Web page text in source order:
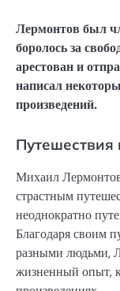
Лермонтов был
боролось за
арестован и
написал
произведений.
Путешествия
Михаил
страстным
неоднократно
Благодаря своим
разными людьми,
жизненный опыт,